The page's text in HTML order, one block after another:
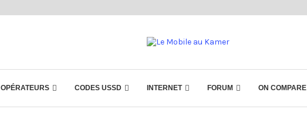
OPÉRATEURS CODES USSD INTERNET FORUM ON COMPARE